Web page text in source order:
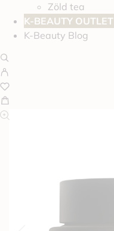
Zöld tea
K-BEAUTY OUTLET
K-Beauty Blog